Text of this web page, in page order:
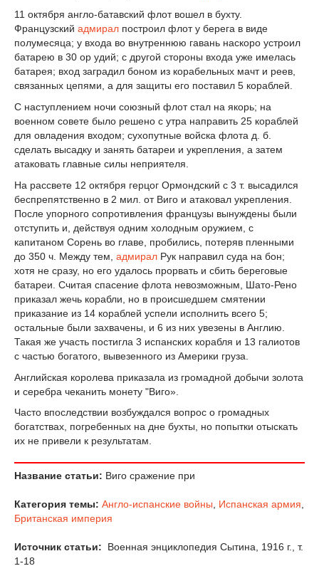
11 октября англо-батавский флот вошел в бухту.
Французский адмирал построил флот у берега в виде
полумесяца; у входа во внутреннюю гавань наскоро устроил
батарею в 30 ор удий; с другой стороны входа уже имелась
батарея; вход заградил боном из корабельных мачт и реев,
связанных цепями, а для защиты его поставил 5 кораблей.
С наступлением ночи союзный флот стал на якорь; на
военном совете было решено с утра направить 25 кораблей
для овладения входом; сухопутные войска флота д. б.
сделать высадку и занять батареи и укрепления, а затем
атаковать главные силы неприятеля.
На рассвете 12 октября герцог Ормондский с 3 т. высадился
беспрепятственно в 2 мил. от Виго и атаковал укрепления.
После упорного сопротивления французы вынуждены были
отступить и, действуя одним холодным оружием, с
капитаном Сорень во главе, пробились, потеряв пленными
до 350 ч. Между тем, адмирал Рук направил суда на бон;
хотя не сразу, но его удалось прорвать и сбить береговые
батареи. Считая спасение флота невозможным, Шато-Рено
приказал жечь корабли, но в происшедшем смятении
приказание из 14 кораблей успели исполнить всего 5;
остальные были захвачены, и 6 из них увезены в Англию.
Такая же участь постигла 3 испанских корабля и 13 галиотов
с частью богатого, вывезенного из Америки груза.
Английская королева приказала из громадной добычи золота
и серебра чеканить монету "Виго».
Часто впоследствии возбуждался вопрос о громадных
богатствах, погребенных на дне бухты, но попытки отыскать
их не привели к результатам.
Название статьи: Виго сражение при
Категория темы: Англо-испанские войны, Испанская армия,
Британская империя
Источник статьи:
Военная энциклопедия Сытина, 1916 г., т.
1-18